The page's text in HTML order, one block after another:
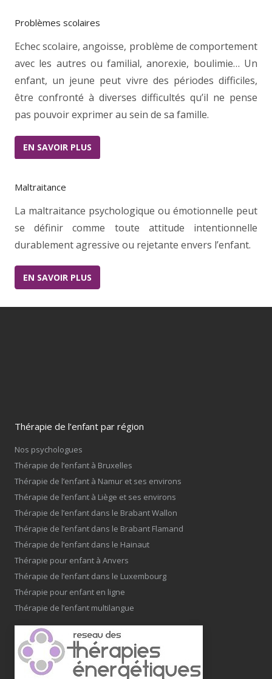
Problèmes scolaires
Echec scolaire, angoisse, problème de comportement
avec les autres ou familial, anorexie, boulimie… Un
enfant, un jeune peut vivre des périodes difficiles,
être confronté à diverses difficultés qu’il ne pense
pas pouvoir exprimer au sein de sa famille.
EN SAVOIR PLUS
Maltraitance
La maltraitance psychologique ou émotionnelle peut
se définir comme toute attitude intentionnelle
durablement agressive ou rejetante envers l’enfant.
EN SAVOIR PLUS
Thérapie de l’enfant par région
Nos psychologues
Thérapie de l’enfant à Bruxelles
Thérapie de l’enfant à Namur et ses environs
Thérapie de l’enfant à Liège et ses environs
Thérapie de l’enfant dans le Brabant Wallon
Thérapie de l’enfant dans le Brabant Flamand
Thérapie de l’enfant dans le Hainaut
Thérapie pour enfant à Anvers
Thérapie de l’enfant dans le Luxembourg
Thérapie pour enfant en ligne
Thérapie de l’enfant multilangue